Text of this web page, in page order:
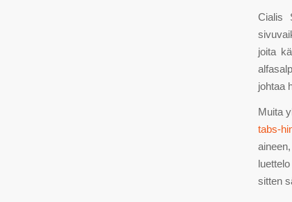
Cialis
joita
johtaa
Muita
tabs-
sitten